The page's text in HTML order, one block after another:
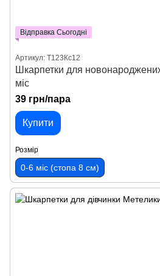
Відправка Сьогодні
Артикул: Т123Кс12
Шкарпетки для
міс
39 грн/пара
Купити
Розмір
0-6 міс (стопа 8 см)